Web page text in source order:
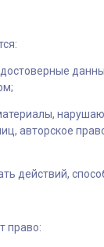
авторское
действий,
право: